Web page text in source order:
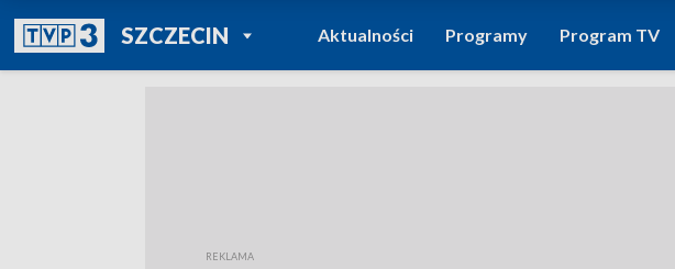
SZCZECINPOWRÓT DO
TVP REGIONY
Aktualności Programy Program TV